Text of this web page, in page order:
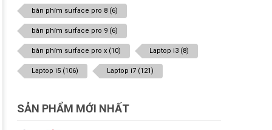
bàn phím surface pro 8 (6)
bàn phím surface pro 9 (6)
bàn phím surface pro x (10) Laptop i3 (8)
Laptop i5 (106) Laptop i7 (121)
SẢN PHẨM MỚI NHẤT